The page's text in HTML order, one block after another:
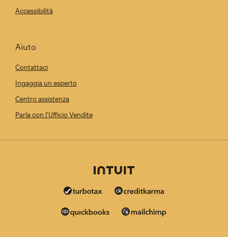
Accessibilità
Aiuto
Contattaci
Ingaggia un esperto
Centro assistenza
Parla con l'Ufficio Vendite